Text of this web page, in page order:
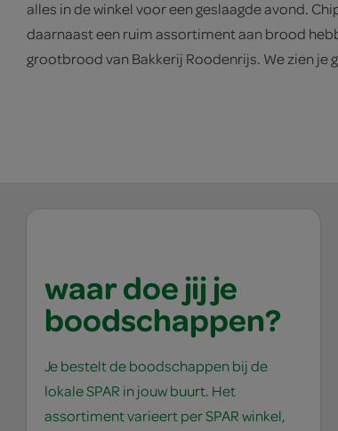
alles in de winkel voor een geslaagde avond.
daarnaast een ruim assortiment aan brood
grootbrood van Bakkerij Roodenrijs. We zien je
waar doe jij je
boodschappen?
Je bestelt de boodschappen bij de
lokale SPAR in jouw buurt. Het
assortiment varieert per SPAR winkel,